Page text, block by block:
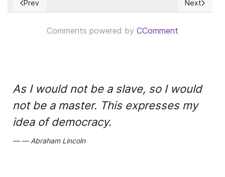
Previous article: Una ojeada aclaratoria a la crisis del
Prev Next
Next
Comments powered by CComment
As I would not be a slave, so I would
not be a master. This expresses my
idea of democracy.
Abraham Lincoln